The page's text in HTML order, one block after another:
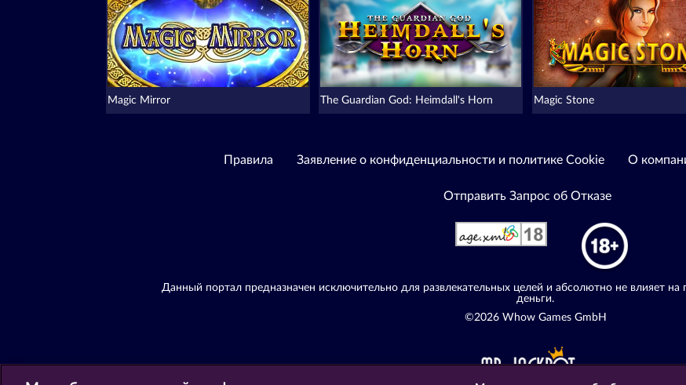
Magic Mirror The Guardian God: Heimdall's Horn Magic Stone
Правила Заявление о конфиденциальности и политике Cookie О
Отправить Запрос об Отказе
Данный портал предназначен исключительно для развлекательных целей и абсолютно не влияет
деньги.
©2026 Whow Games GmbH